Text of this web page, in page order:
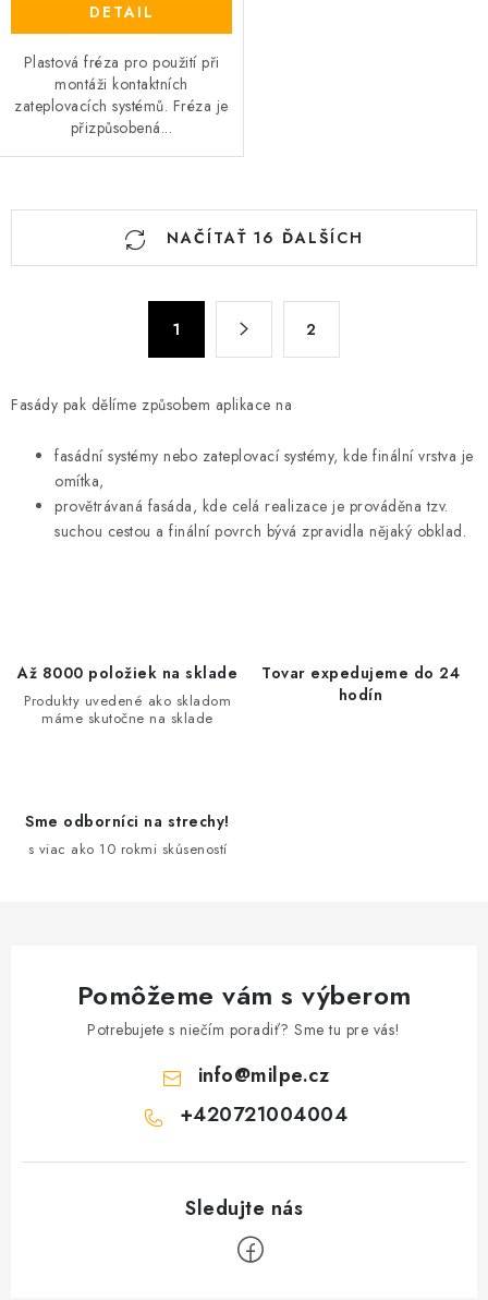
DETAIL
Plastová fréza pro použití při
montáži kontaktních
zateplovacích systémů. Fréza je
přizpůsobená...
c
i
p
NAČÍTAŤ 16 ĎALŠÍCH
á
n
1 2
Fasády pak dělíme způsobem aplikace na
fasádní systémy nebo zateplovací systémy, kde finální vrstva je
omítka,
provětrávaná fasáda, kde celá realizace je prováděna tzv.
suchou cestou a finální povrch bývá zpravidla nějaký obklad.
Až 8000 položiek na sklade
Produkty uvedené ako skladom
máme skutočne na sklade
Tovar expedujeme do 24
hodín
Sme odborníci na strechy!
s viac ako 10 rokmi skúseností
Pomôžeme vám s výberom
Potrebujete s niečím poradiť? Sme tu pre vás!
info@milpe.cz
+420721004004